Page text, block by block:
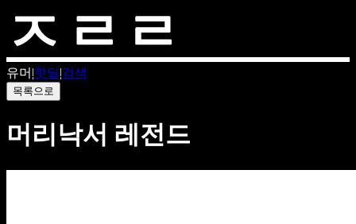
유머 |핫딜|검색
목록으로
머리낙서 레전드